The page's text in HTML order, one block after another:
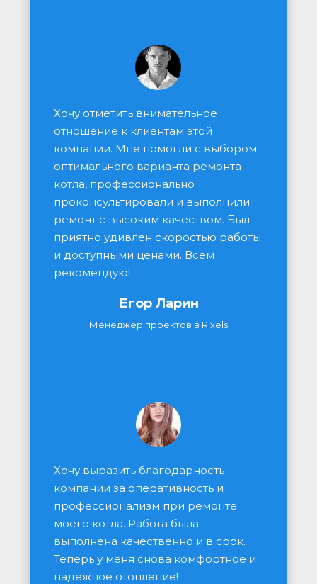
Хочу выразить благодарность
компании за оперативность и
профессионализм при ремонте
моего котла. Работа была
выполнена качественно и в срок.
Теперь у меня снова комфортное и
надежное отопление!
Егор Ларин
Менеджер проектов в Rixels
Хочу отметить внимательное
отношение к клиентам этой
компании. Мне помогли с выбором
оптимального варианта ремонта
котла, профессионально
проконсультировали и выполнили
ремонт с высоким качеством. Был
приятно удивлен скоростью работы
и доступными ценами. Всем
рекомендую!